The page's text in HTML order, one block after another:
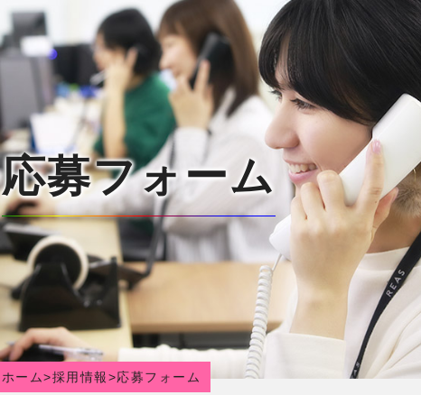
応募フォーム
ホーム>採用情報>応募フォーム